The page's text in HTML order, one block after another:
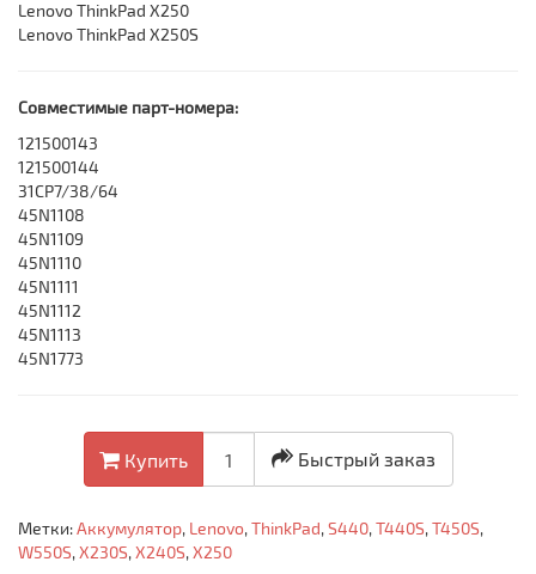
Lenovo ThinkPad X250
Lenovo ThinkPad X250S
Совместимые парт-номера:
121500143
121500144
31CP7/38/64
45N1108
45N1109
45N1110
45N1111
45N1112
45N1113
45N1773
Купить Быстрый заказ
Метки:Аккумулятор, Lenovo,ThinkPad,S440,T440S,T450S,
W550S,X230S,X240S,X250